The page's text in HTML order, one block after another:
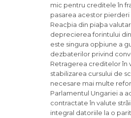
mic pentru creditele în
pasarea acestor pierderi
Reacþia din piaþa
deprecierea forintului
este singura opþiune a
dezbaterilor privind
Retragerea creditelor în
stabilizarea cursului de
necesare mai multe
Parlamentul Ungariei a
contractate în valute
integral datoriile la o